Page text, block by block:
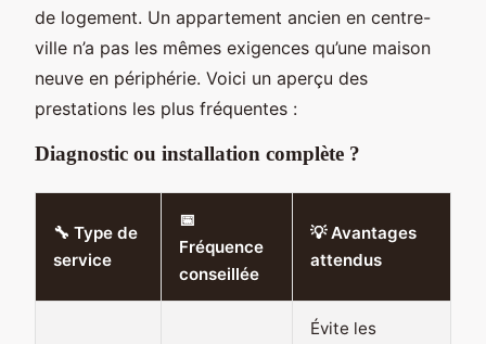
de logement. Un appartement ancien en centre-
ville n’a pas les mêmes exigences qu’une maison
neuve en périphérie. Voici un aperçu des
prestations les plus fréquentes :
Diagnostic ou installation complète ?
🔧 Type de
service
📅
Fréquence
conseillée
💡 Avantages
attendus
Évite les